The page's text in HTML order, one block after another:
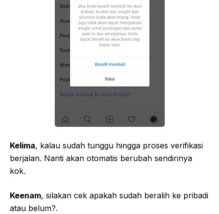
Kelima, kalau sudah tunggu hingga proses verifikasi
berjalan. Nanti akan otomatis berubah sendirinya
kok.
Keenam, silakan cek apakah sudah beralih ke pribadi
atau belum?.